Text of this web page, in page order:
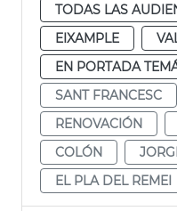
TODAS LAS
EIXAMPLE
EN PORTADA
SANT FRANCESC
RENOVACIÓN
COLÓN
EL PLA DEL REMEI